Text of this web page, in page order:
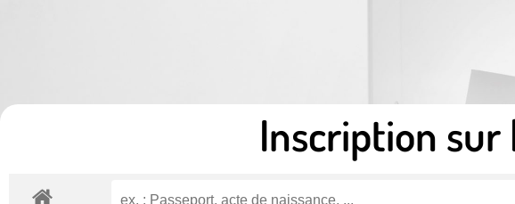
Inscription